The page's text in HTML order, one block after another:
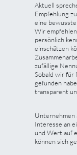
Aktuell
Empfehlung
eine
Wir
persönlich
einschätzen
zufällige
Sobald wir für
gefunden
transparent
Unternehmen
Interesse an
und Wert auf
können sich